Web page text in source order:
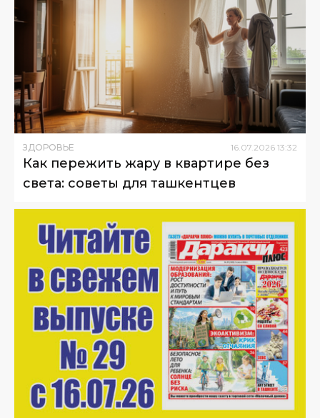
ЗДОРОВЬЕ 16.07.2026 13:32
Как пережить жару в квартире без
света: советы для ташкентцев